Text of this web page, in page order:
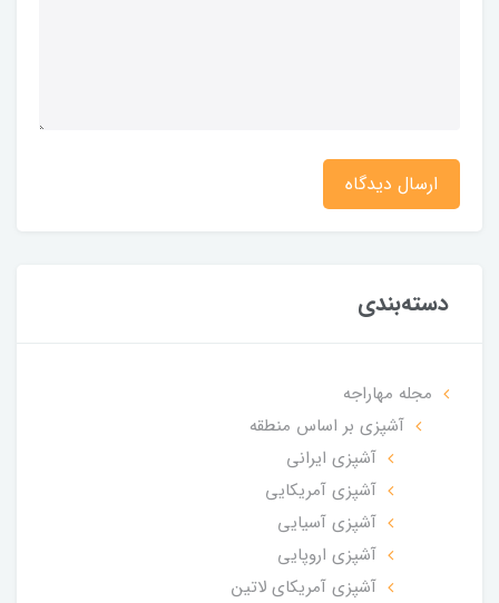
ارسال دیدگاه
دسته‌بندی
مجله مهاراجه
آشپزی بر اساس منطقه
آشپزی ایرانی
آشپزی آمریکایی
آشپزی آسیایی
آشپزی اروپایی
آشپزی آمریکای لاتین